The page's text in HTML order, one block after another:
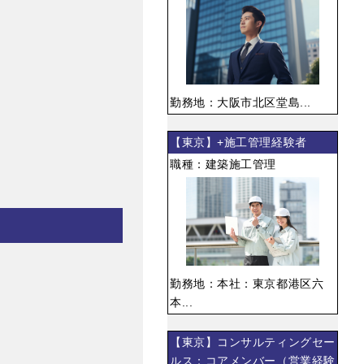
勤務地：大阪市北区堂島...
【東京】+施工管理経験者
職種：建築施工管理
勤務地：本社：東京都港区六
本...
【東京】コンサルティングセー
ルス：コアメンバー（営業経験